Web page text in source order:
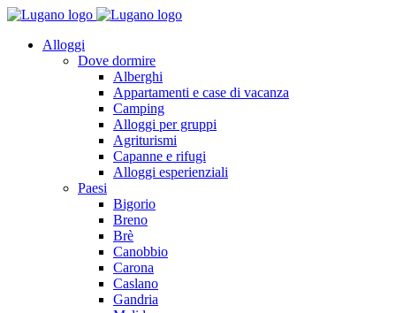
Alloggi
Dove dormire
Alberghi
Appartamenti e case di vacanza
Camping
Alloggi per gruppi
Agriturismi
Capanne e rifugi
Alloggi esperienziali
Paesi
Bigorio
Breno
Brè
Canobbio
Carona
Caslano
Gandria